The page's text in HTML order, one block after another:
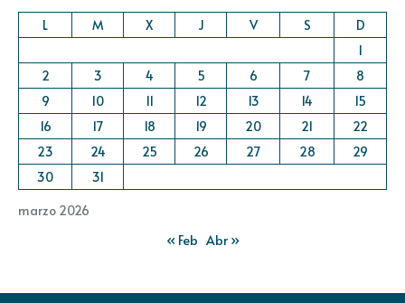
marzo 2026
L M X J V S
D
1
2
3 4 5 6 7
8
9
10 11 12 13 14
15
16
17 18 19 20 21
22
23
24 25 26 27 28
29
30
31
« Feb Abr »